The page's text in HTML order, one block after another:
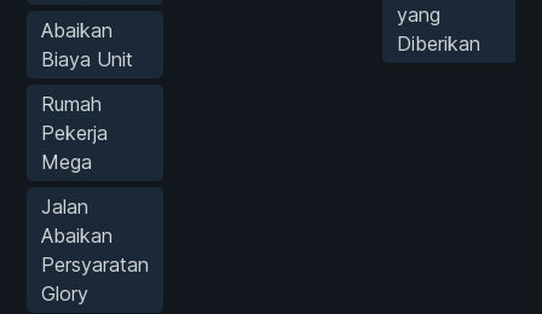
Abaikan
Biaya Unit
Rumah
Pekerja
Mega
Jalan
Abaikan
Persyaratan
Glory
yang
Diberikan